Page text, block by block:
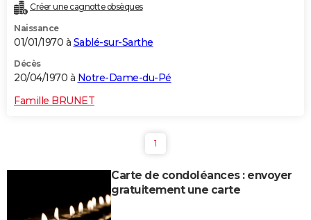
Créer une cagnotte obsèques
Naissance
01/01/1970 à Sablé-sur-Sarthe
Décès
20/04/1970 à Notre-Dame-du-Pé
Famille BRUNET
1
Carte de condoléances : envoyer
gratuitement une carte